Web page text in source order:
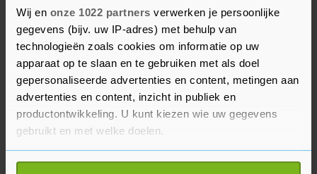
Wij en onze 1022 partners verwerken je persoonlijke
gegevens (bijv. uw IP-adres) met behulp van
technologieën zoals cookies om informatie op uw
apparaat op te slaan en te gebruiken met als doel
gepersonaliseerde advertenties en content, metingen aan
advertenties en content, inzicht in publiek en
productontwikkeling. U kunt kiezen wie uw gegevens
gebruikt en met welke doelen.
Als u het toestaat, willen we ook graag: